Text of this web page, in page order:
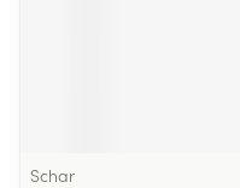
Schar